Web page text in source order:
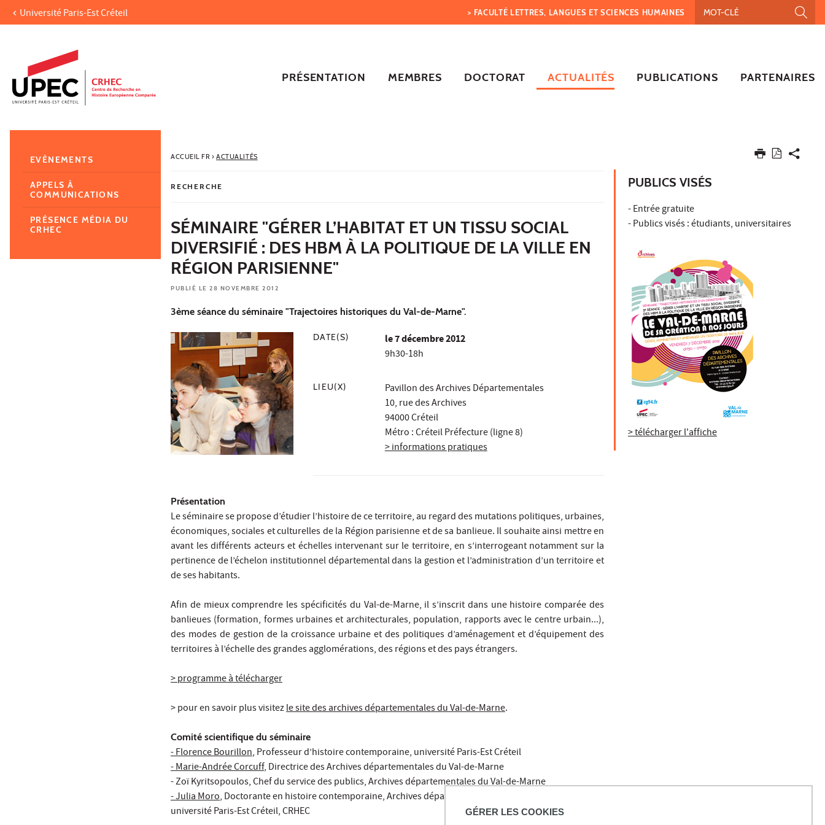
GÉRER LES COOKIES
Aller au contenu
Recherche
Navigation secondaire
Université Paris-Est Créteil > FACULTÉ LETTRES, LANGUES ET SCIENCES HUMAINES
PRÉSENTATION MEMBRES DOCTORAT ACTUALITÉS PUBLICATIONS PARTENAIRES
ACCUEIL FR› ACTUALITÉS
RECHERCHE
SÉMINAIRE "GÉRER L’HABITAT ET UN TISSU SOCIAL
DIVERSIFIÉ : DES HBM À LA POLITIQUE DE LA VILLE EN
RÉGION PARISIENNE"
PUBLIÉ LE 28 NOVEMBRE 2012
3ème séance du séminaire "Trajectoires historiques du Val-de-Marne".
DATE(S) le7 décembre 2012
9h30-18h
LIEU(X)
Pavillon des Archives Départementales
10, rue des Archives
94000 Créteil
Métro : Créteil Préfecture (ligne 8)
> informations pratiques
Présentation
Le séminaire se propose d’étudier l’histoire de ce territoire, au regard des mutations politiques, urbaines,
économiques, sociales et culturelles de la Région parisienne et de sa banlieue. Il souhaite ainsi mettre en
avant les différents acteurs et échelles intervenant sur le territoire, en s’interrogeant notamment sur la
pertinence de l’échelon institutionnel départemental dans la gestion et l’administration d’un territoire et
de ses habitants.
Afin de mieux comprendre les spécificités du Val-de-Marne, il s’inscrit dans une histoire comparée des
banlieues (formation, formes urbaines et architecturales, population, rapports avec le centre urbain...),
des modes de gestion de la croissance urbaine et des politiques d’aménagement et d’équipement des
territoires à l’échelle des grandes agglomérations, des régions et des pays étrangers.
> programme à télécharger
> pour en savoir plus visitezle site des archives départementales du Val-de-Marne.
Comité scientifique du séminaire
- Florence Bourillon, Professeur d’histoire contemporaine, université Paris-Est Créteil
- Marie-Andrée Corcuff, Directrice des Archives départementales du Val-de-Marne
- Zoï Kyritsopoulos, Chef du service des publics, Archives départementales du Val-de-Marne
- Julia Moro, Doctorante en histoire contemporaine, Archives départementales du Val-de-Marne,
université Paris-Est Créteil, CRHEC
PUBLICS VISÉS
- Entrée gratuite
- Publics visés : étudiants, universitaires
> télécharger l'affiche
EVÈNEMENTS
APPELS À
COMMUNICATIONS
PRÉSENCE MÉDIA DU
CRHEC